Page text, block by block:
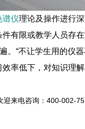
谱仪理论及操作进行
有限或教学人员存
。“不让学生用的仪器
率低下，对知识理
迎来电咨询：400-002-